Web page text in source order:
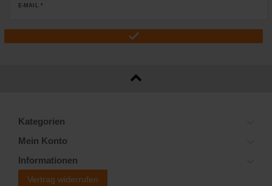
E-MAIL *
Kategorien
Mein Konto
Informationen
Vertrag widerrufen